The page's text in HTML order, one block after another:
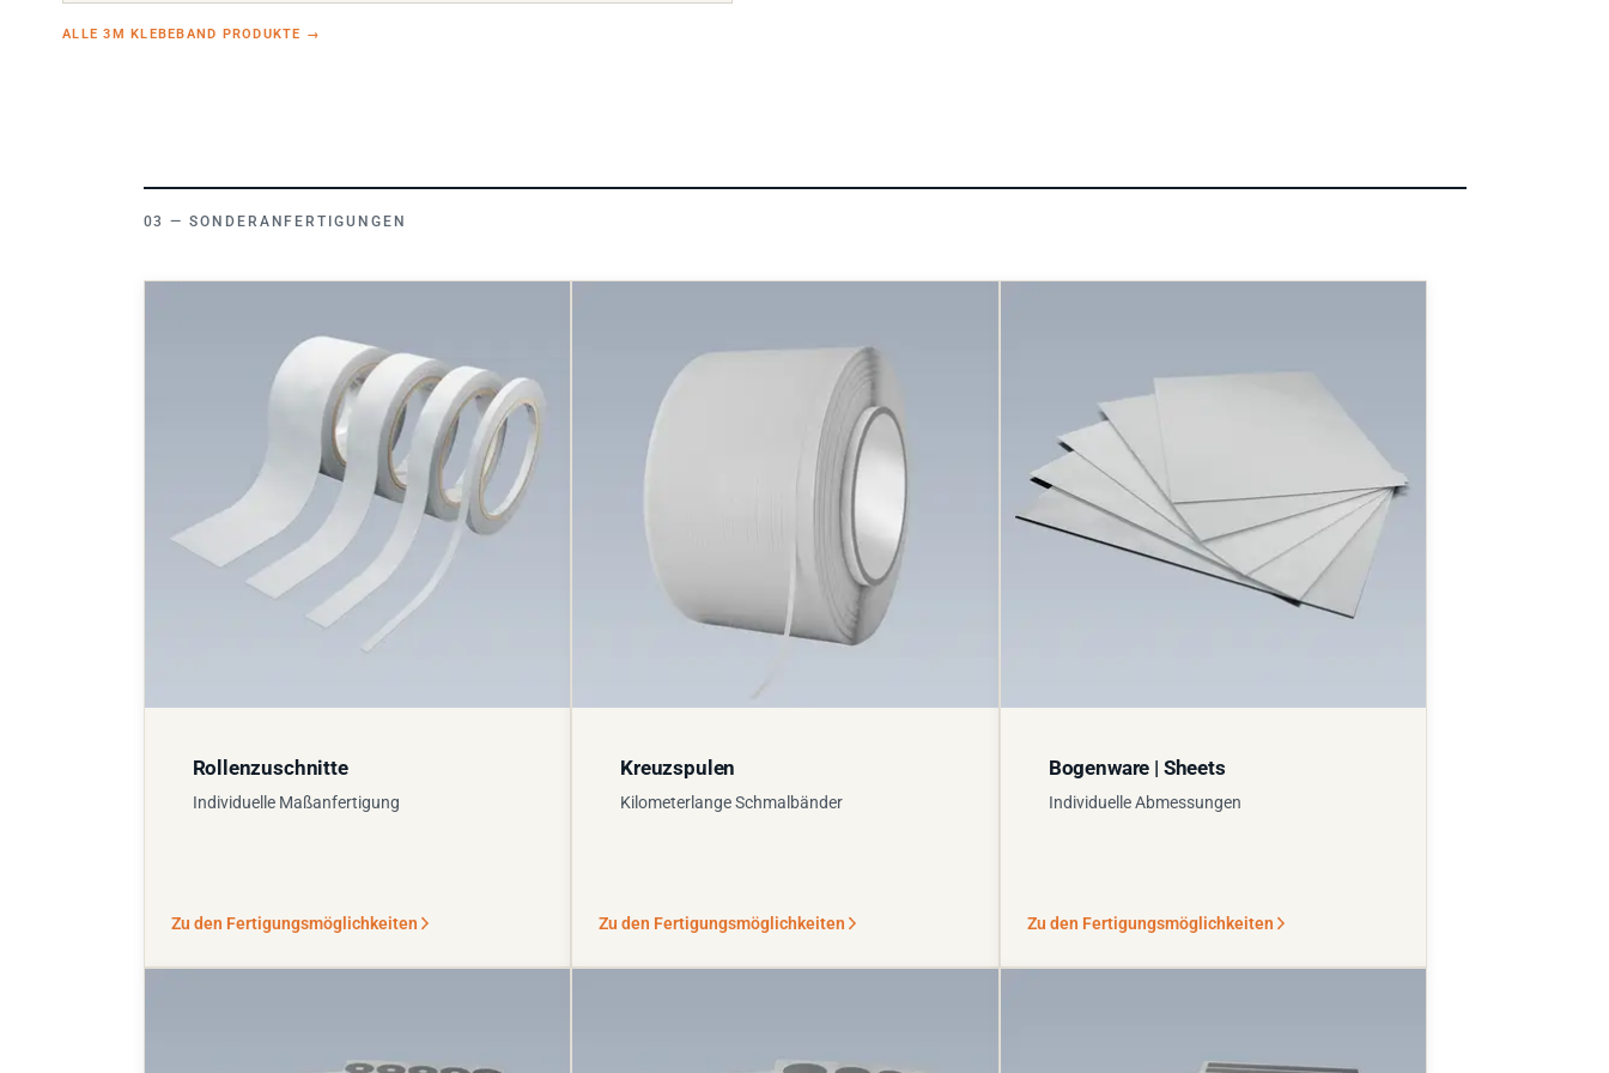
SONDERANFERTIGUNGEN
Rollenzuschnitte
Individuelle Maßanfertigung
Zu den Fertigungsmöglichkeiten
Kreuzspulen
Kilometerlange Schmalbänder
Zu den Fertigungsmöglichkeiten
Bogenware | Sheets
Individuelle Abmessungen
Zu den Fertigungsmöglichkeiten